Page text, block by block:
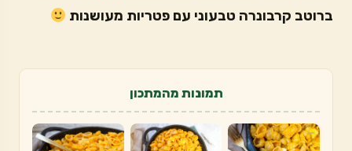
ברוטב קרבונרה טבעוני עם פטריות מעושנות
תמונות מהמתכון